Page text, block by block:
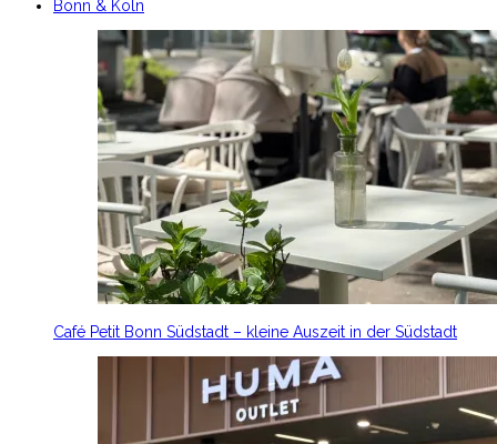
Bonn & Köln
Café Petit Bonn Südstadt – kleine Auszeit in der Südstadt